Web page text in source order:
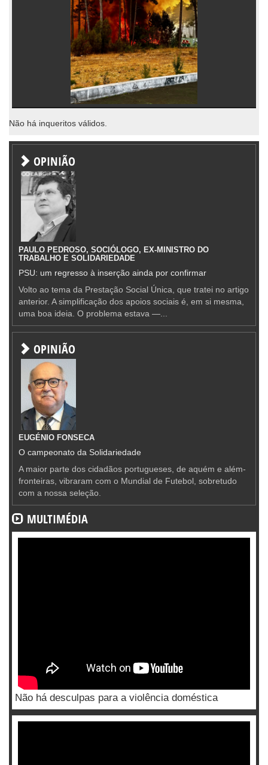
Não há inqueritos válidos.
OPINIÃO
PAULO PEDROSO, SOCIÓLOGO, EX-MINISTRO DO
TRABALHO E SOLIDARIEDADE
PSU: um regresso à inserção ainda por confirmar
Volto ao tema da Prestação Social Única, que tratei no artigo
anterior. A simplificação dos apoios sociais é, em si mesma,
uma boa ideia. O problema estava —...
OPINIÃO
EUGÉNIO FONSECA
O campeonato da Solidariedade
A maior parte dos cidadãos portugueses, de aquém e além-
fronteiras, vibraram com o Mundial de Futebol, sobretudo
com a nossa seleção.
MULTIMÉDIA
Não há desculpas para a violência doméstica